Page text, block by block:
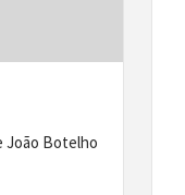
João Botelho